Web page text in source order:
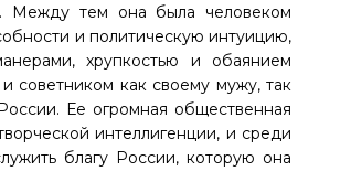
Между тем она была человеком
и политическую интуицию,
хрупкостью и обаянием
советником как своему мужу, так
Ее огромная общественная
интеллигенции, и среди
благу России, которую она